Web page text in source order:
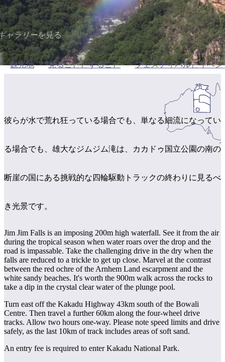
エ
リ
ア
所
ア
ウ
ト
と
ウ
ド
地
域
ご
と
に
散
策
ク
ィ
テ
ィ
行
タ
イ
プ
で
し
い
と
旅
行
を
計
す
る
実
用
的
な
画
ー
ャラリーを見る
観光地 見ることとすること フェスティバルとイベン
彼らが水で荒れ狂っている場合でも、単なる細流になってい
る場合でも、雄大なジムジム滝は、カカドゥ国立公園の南の
断崖の国にある挑戦的な四輪駆動トラックの終わりに見るべ
き光景です。
Jim Jim Falls is an imposing 200m high waterfall. See it from the air
during the tropical season when water roars over the drop and the
road is impassable. Take the challenging drive in the dry when the
falls are reduced to a trickle to get up close. Marvel at the contrast
between the red ochre of the Arnhem Land escarpment and the
white sandy beaches. It's worth the 900m walk across the rocks to
take a dip in the crystal clear water of the plunge pool.
Turn east off the Kakadu Highway 43km south of the Bowali
Centre. Then travel a further 60km along the four-wheel drive
tracks. Allow two hours one-way. Please note speed limits and drive
safely, as the last 10km of track includes areas of soft sand.
An entry fee is required to enter Kakadu National Park.